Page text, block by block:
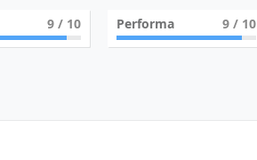
9/ 10 Performa 9 / 10